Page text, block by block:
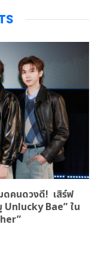
ดคนดวงดี! เสิร์ฟ
Unlucky Bae” ใน